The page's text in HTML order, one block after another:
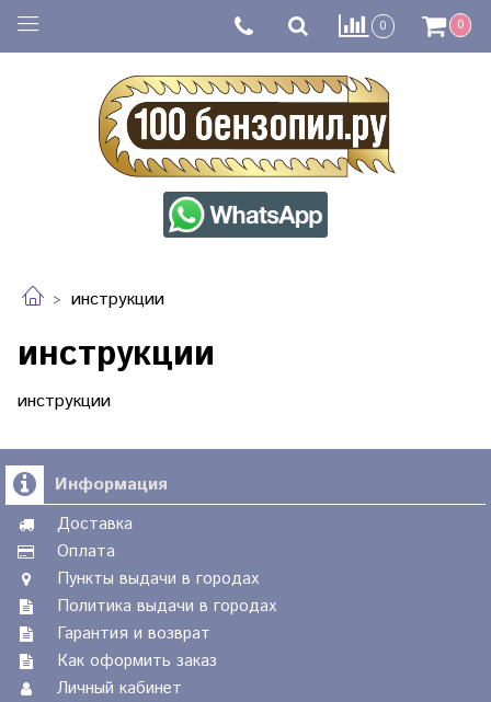
0 0
инструкции
инструкции
инструкции
Информация
Доставка
Оплата
Пункты выдачи в городах
Политика выдачи в городах
Гарантия и возврат
Как оформить заказ
Личный кабинет